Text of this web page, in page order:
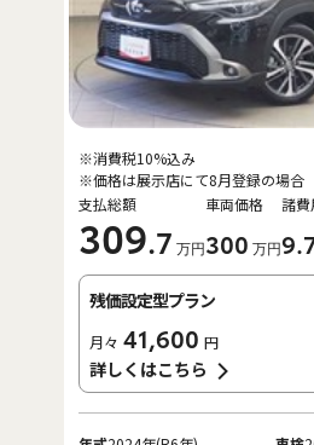
支払総額
309.7 万円
車両価格
300 万円
諸費
9
※消費税10%込み
※価格は展示店にて8月登録の場合
残価設定型プラン
月々 41,600 円
詳しくはこちら